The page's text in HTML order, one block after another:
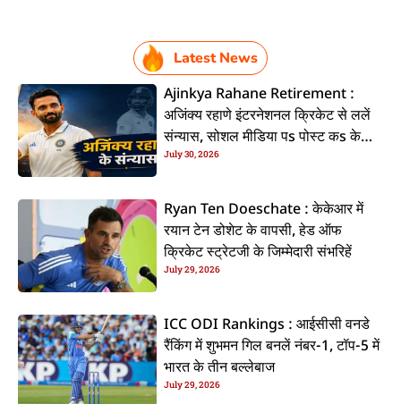
Latest News
Ajinkya Rahane Retirement :
अजिंक्य रहाणे इंटरनेशनल क्रिकेट से ललें
संन्यास, सोशल मीडिया पs पोस्ट कs के
कइलें एलान
July 30, 2026
Ryan Ten Doeschate : केकेआर में
रयान टेन डोशेट के वापसी, हेड ऑफ
क्रिकेट स्ट्रेटजी के जिम्मेदारी संभरिहें
July 29, 2026
ICC ODI Rankings : आईसीसी वनडे
रैंकिंग में शुभमन गिल बनलें नंबर-1, टॉप-5 में
भारत के तीन बल्लेबाज
July 29, 2026